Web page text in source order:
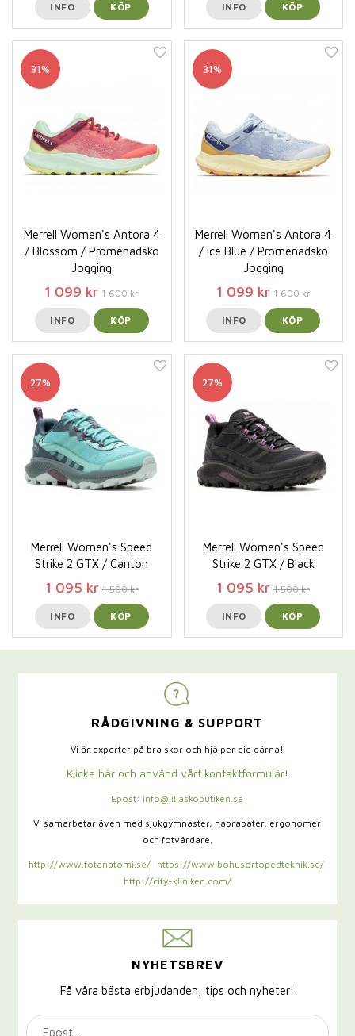
INFO KÖP INFO KÖP
31%
Merrell Women's Antora 4
/ Blossom / Promenadsko
Jogging
1 099 kr 1 600 kr
INFO KÖP
31%
Merrell Women's Antora 4
/ Ice Blue / Promenadsko
Jogging
1 099 kr 1 600 kr
INFO KÖP
27%
Merrell Women's Speed
Strike 2 GTX / Canton
1 095 kr 1 500 kr
INFO KÖP
27%
Merrell Women's Speed
Strike 2 GTX / Black
1 095 kr 1 500 kr
INFO KÖP
RÅDGIVNING & SUPPORT
Vi är experter på bra skor och hjälper dig gärna!
Klicka här och använd vårt kontaktformulär!
Epost: info@lillaskobutiken.se
Vi samarbetar även med sjukgymnaster, naprapater, ergonomer
och fotvårdare.
http://www.fotanatomi.se/
https://www.bohusortopedteknik.se/
http://city-kliniken.com/
NYHETSBREV
Få våra bästa erbjudanden, tips och nyheter!